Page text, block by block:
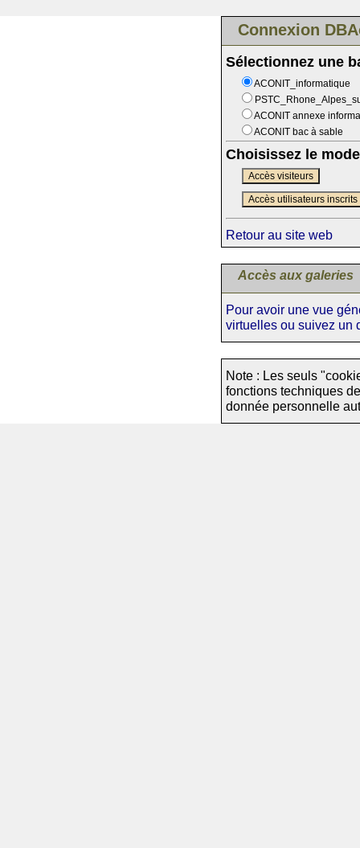
Connexion
Sélectionnez une
ACONIT_informatique
ACONIT annexe
ACONIT bac à sable
Choisissez le
Accès visiteurs
Accès utilisateurs inscrits
Retour au site web
Accès aux galeries
Pour avoir une vue
virtuelles ou suivez un
Note : Les seuls
fonctions techniques
donnée personnelle